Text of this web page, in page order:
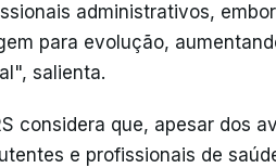
administrativos,
para evolução,
salienta.
considera que, apesar dos
e profissionais de